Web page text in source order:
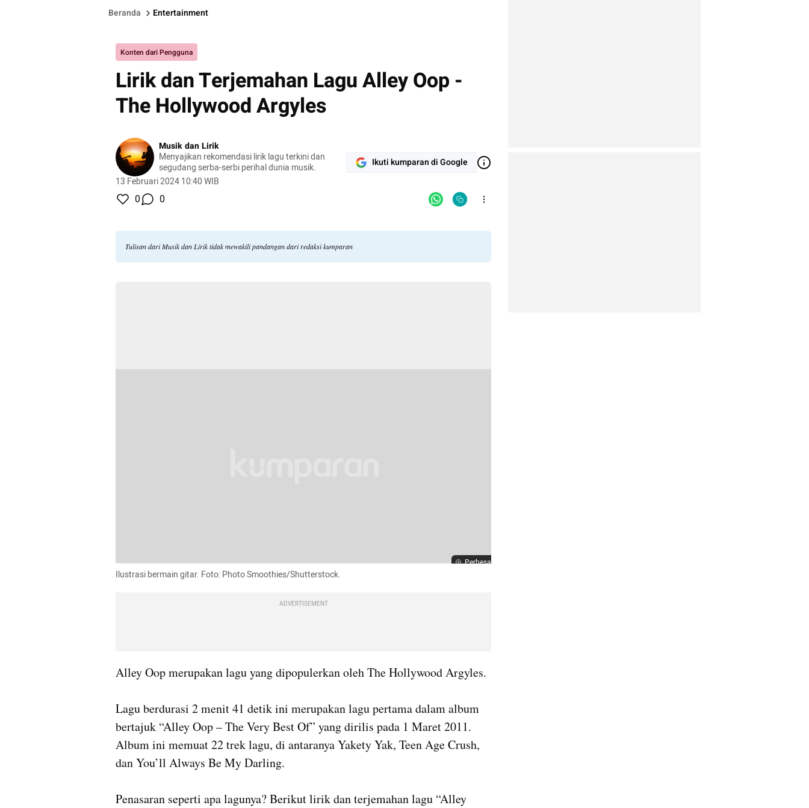
Beranda Entertainment
Konten dari Pengguna
Lirik dan Terjemahan Lagu Alley Oop -
The Hollywood Argyles
Musik dan Lirik
Menyajikan rekomendasi lirik lagu terkini dan
segudang serba-serbi perihal dunia musik.
13 Februari 2024 10:40 WIB
Ikuti kumparan di Google
0 0
Tulisan dari Musik dan Lirik tidak mewakili pandangan dari redaksi kumparan
Perbesar
Ilustrasi bermain gitar. Foto: Photo Smoothies/Shutterstock.
ADVERTISEMENT
Alley Oop merupakan lagu yang dipopulerkan oleh The Hollywood Argyles.
Lagu berdurasi 2 menit 41 detik ini merupakan lagu pertama dalam album
bertajuk “Alley Oop – The Very Best Of” yang dirilis pada 1 Maret 2011.
Album ini memuat 22 trek lagu, di antaranya Yakety Yak, Teen Age Crush,
dan You’ll Always Be My Darling.
Penasaran seperti apa lagunya? Berikut lirik dan terjemahan lagu “Alley